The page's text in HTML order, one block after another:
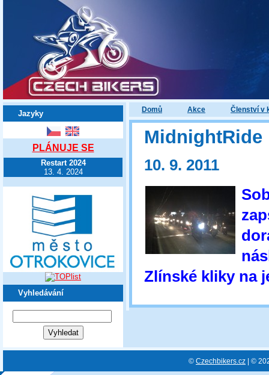
Domů Akce Členství v
Jazyky
PLÁNUJE SE
Restart 2024
13. 4. 2024
Vyhledávání
MidnightRide
10. 9. 2011
Zlínské kliky na
© Czechbikers.cz | ©